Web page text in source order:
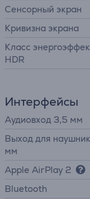
Cенсорный экран
Кривизна экрана
Класс
HDR
Интерфейсы
Аудиовход 3,5 мм
Выход для
мм
Apple AirPlay 2
Bluetooth